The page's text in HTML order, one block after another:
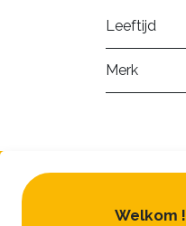
Leeftijd
Merk
Welkom !